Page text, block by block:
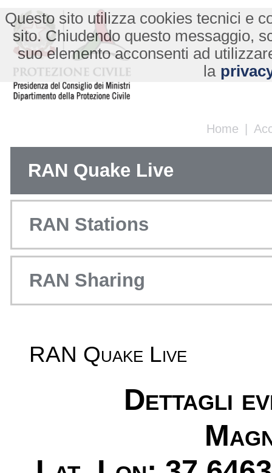
Home |
Questo sito utilizza cookies tecnici e
sito. Chiudendo questo messaggio,
suo elemento acconsenti ad
la
RAN Quake Live
RAN Stations
RAN Sharing
RAN Quake Live
Dettagli